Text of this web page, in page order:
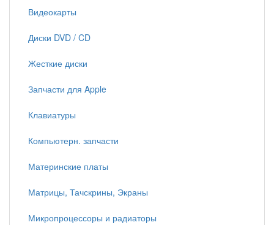
Видеокарты
Диски DVD / CD
Жесткие диски
Запчасти для Apple
Клавиатуры
Компьютерн. запчасти
Материнские платы
Матрицы, Тачскрины, Экраны
Микропроцессоры и радиаторы